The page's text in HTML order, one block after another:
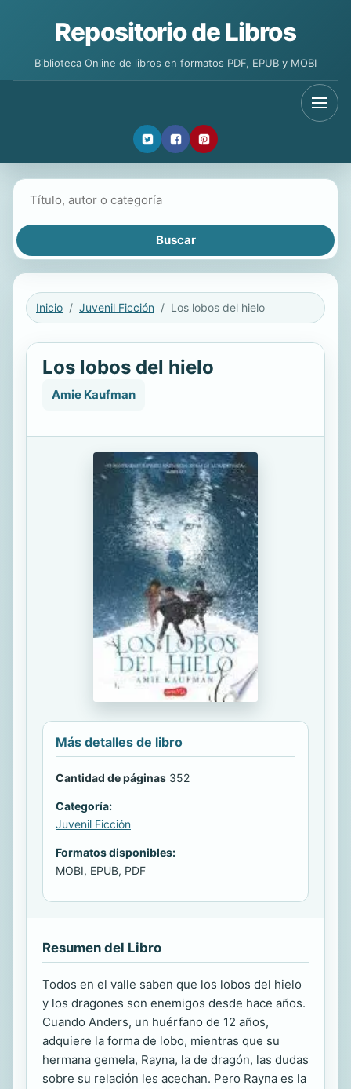
Repositorio de Libros
Biblioteca Online de libros en formatos PDF, EPUB y MOBI
Inicio Juvenil Ficción Los lobos del hielo
Los lobos del hielo
Amie Kaufman
Más detalles de libro
Cantidad de páginas 352
Categoría:
Juvenil Ficción
Formatos disponibles:
MOBI, EPUB, PDF
Resumen del Libro
Todos en el valle saben que los lobos del hielo
y los dragones son enemigos desde hace años.
Cuando Anders, un huérfano de 12 años,
adquiere la forma de lobo, mientras que su
hermana gemela, Rayna, la de dragón, las dudas
sobre su relación les acechan. Pero Rayna es la